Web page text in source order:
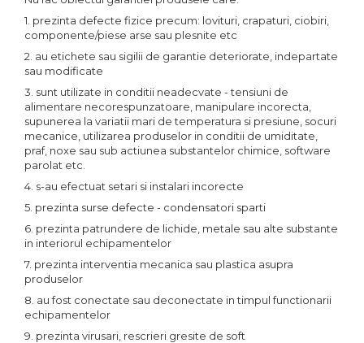
1. prezinta defecte fizice precum: lovituri, crapaturi, ciobiri,
componente/piese arse sau plesnite etc
2. au etichete sau sigilii de garantie deteriorate, indepartate
sau modificate
3. sunt utilizate in conditii neadecvate - tensiuni de
alimentare necorespunzatoare, manipulare incorecta,
supunerea la variatii mari de temperatura si presiune, socuri
mecanice, utilizarea produselor in conditii de umiditate,
praf, noxe sau sub actiunea substantelor chimice, software
parolat etc.
4. s-au efectuat setari si instalari incorecte
5. prezinta surse defecte - condensatori sparti
6. prezinta patrundere de lichide, metale sau alte substante
in interiorul echipamentelor
7. prezinta interventia mecanica sau plastica asupra
produselor
8. au fost conectate sau deconectate in timpul functionarii
echipamentelor
9. prezinta virusari, rescrieri gresite de soft